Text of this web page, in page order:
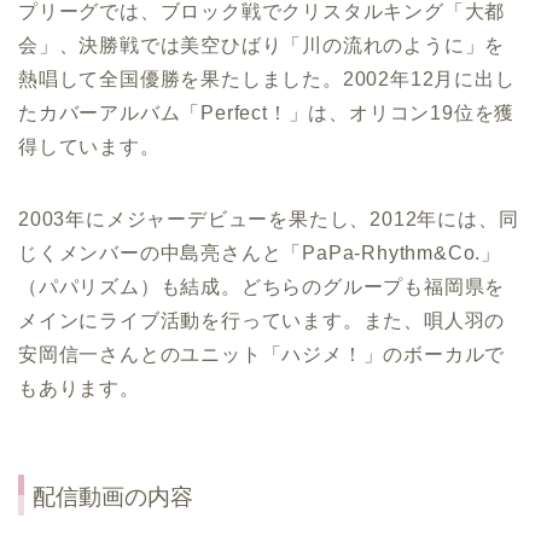
プリーグでは、ブロック戦でクリスタルキング「大都
会」、決勝戦では美空ひばり「川の流れのように」を
熱唱して全国優勝を果たしました。2002年12月に出し
たカバーアルバム「Perfect！」は、オリコン19位を獲
得しています。
2003年にメジャーデビューを果たし、2012年には、同
じくメンバーの中島亮さんと「PaPa-Rhythm&Co.」
（パパリズム）も結成。どちらのグループも福岡県を
メインにライブ活動を行っています。また、唄人羽の
安岡信一さんとのユニット「ハジメ！」のボーカルで
もあります。
配信動画の内容